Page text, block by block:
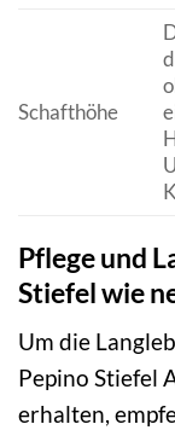
Schafthöhe
Pflege und
Stiefel wie
Um die
Pepino Stiefel
erhalten,